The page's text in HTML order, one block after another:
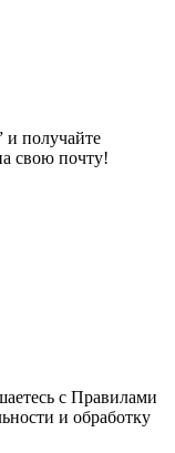
и получайте
свою почту!
с Правилами
и обработку